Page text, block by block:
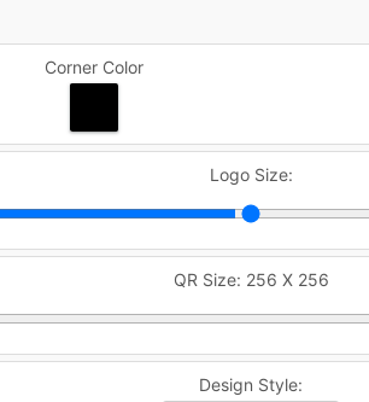
Corner Color
Logo Size:
QR Size: 256 X 256
Design Style: